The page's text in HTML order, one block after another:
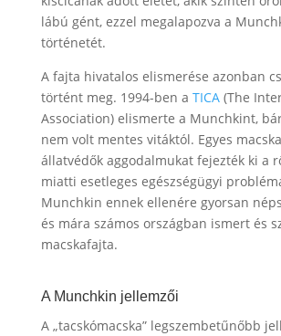
lábú gént, ezzel megalapozva a
történetét.
A fajta hivatalos elismerése azonban
történt meg. 1994-ben a TICA (The
Association) elismerte a Munchkint,
nem volt mentes vitáktól. Egyes
állatvédők aggodalmukat fejezték ki a
miatti esetleges egészségügyi
Munchkin ennek ellenére gyorsan
és mára számos országban ismert és
macskafajta.
A Munchkin jellemzői
A „tacskómacska” legszembetűnőbb